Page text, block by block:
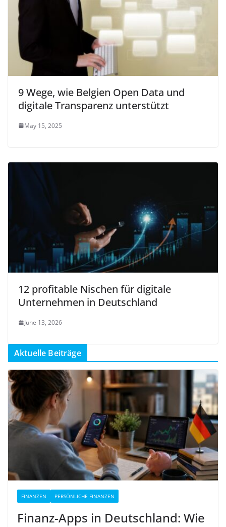
9 Wege, wie Belgien Open Data und
digitale Transparenz unterstützt
May 15, 2025
12 profitable Nischen für digitale
Unternehmen in Deutschland
June 13, 2026
Aktuelle Beiträge
FINANZEN PERSÖNLICHE FINANZEN
Finanz-Apps in Deutschland: Wie